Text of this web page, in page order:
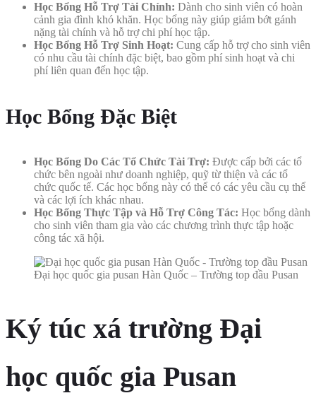
Học Bổng Hỗ Trợ Tài Chính: Dành cho sinh viên có hoàn
cảnh gia đình khó khăn. Học bổng này giúp giảm bớt gánh
nặng tài chính và hỗ trợ chi phí học tập.
Học Bổng Hỗ Trợ Sinh Hoạt: Cung cấp hỗ trợ cho sinh viên
có nhu cầu tài chính đặc biệt, bao gồm phí sinh hoạt và chi
phí liên quan đến học tập.
Học Bổng Đặc Biệt
Học Bổng Do Các Tổ Chức Tài Trợ: Được cấp bởi các tổ
chức bên ngoài như doanh nghiệp, quỹ từ thiện và các tổ
chức quốc tế. Các học bổng này có thể có các yêu cầu cụ thể
và các lợi ích khác nhau.
Học Bổng Thực Tập và Hỗ Trợ Công Tác: Học bổng dành
cho sinh viên tham gia vào các chương trình thực tập hoặc
công tác xã hội.
Đại học quốc gia pusan Hàn Quốc – Trường top đầu Pusan
Ký túc xá trường Đại
học quốc gia Pusan